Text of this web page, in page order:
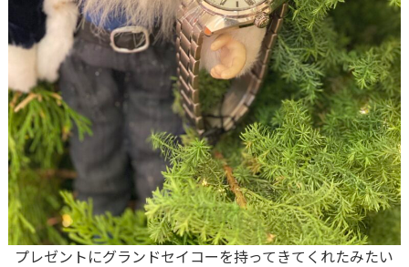
プレゼントにグランドセイコーを持ってきてくれたみたい